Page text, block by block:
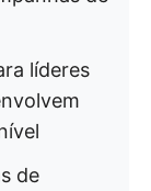
líderes
de